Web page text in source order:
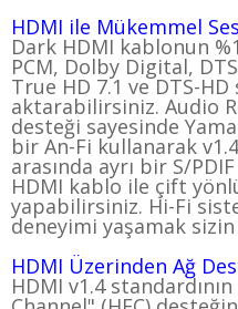
HDMI ile Mükemmel
Dark HDMI kablonun
PCM, Dolby Digital,
True HD 7.1 ve DTS-
aktarabilirsiniz. Audio
desteği sayesinde
bir An-Fi kullanarak
arasında ayrı bir S/
HDMI kablo ile çift
yapabilirsiniz. Hi-Fi
deneyimi yaşamak sizin
HDMI Üzerinden Ağ
HDMI v1.4